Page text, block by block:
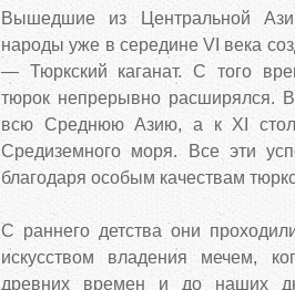
Вышедшие из Центральной
народы уже в середине VI века
— Тюркский каганат. С того
тюрок непрерывно расширялся.
всю Среднюю Азию, а к XI
Средиземного моря. Все эти
благодаря особым качествам
С раннего детства они
искусством владения мечем,
древних времен и до наших